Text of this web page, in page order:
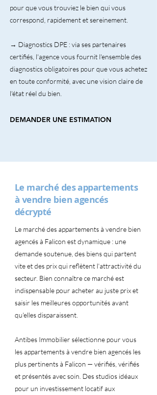
pour que vous trouviez le bien qui vous
correspond, rapidement et sereinement.
→ Diagnostics DPE : via ses partenaires
certifiés, l'agence vous fournit l'ensemble des
diagnostics obligatoires pour que vous achetez
en toute conformité, avec une vision claire de
l'état réel du bien.
DEMANDER UNE ESTIMATION
Le marché des appartements
à vendre bien agencés
décrypté
Le marché des appartements à vendre bien
agencés à Falicon est dynamique : une
demande soutenue, des biens qui partent
vite et des prix qui reflètent l'attractivité du
secteur. Bien connaître ce marché est
indispensable pour acheter au juste prix et
saisir les meilleures opportunités avant
qu'elles disparaissent.
Antibes Immobilier sélectionne pour vous
les appartements à vendre bien agencés les
plus pertinents à Falicon — vérifiés, vérifiés
et présentés avec soin. Des studios idéaux
pour un investissement locatif aux